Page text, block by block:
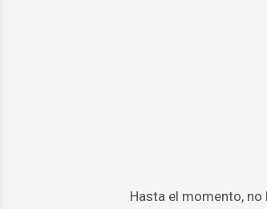
Hasta el momento,